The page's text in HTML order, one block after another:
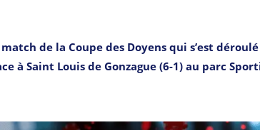
de la Coupe des Doyens qui s’est
à Saint Louis de Gonzague (6-1) au parc